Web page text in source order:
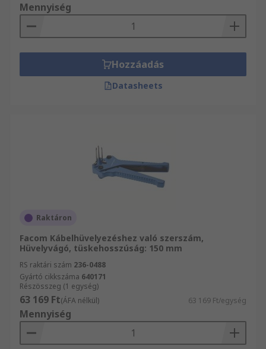
Mennyiség
Hozzáadás
Datasheets
Raktáron
Facom Kábelhüvelyezéshez való szerszám,
Hüvelyvágó, tüskehosszúság: 150 mm
RS raktári szám 236-0488
Gyártó cikkszáma 640171
Részösszeg (1 egység)
63 169 Ft(ÁFA nélkül) 63 169 Ft/egység
Mennyiség